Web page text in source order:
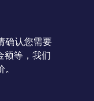
确认您需要
额等，我们